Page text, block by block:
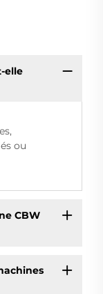
elle
ou
CBW